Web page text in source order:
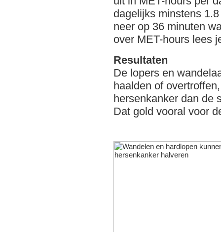
dagelijks minstens
neer op 36 minuten
over MET-hours lees
Resultaten
De lopers en
haalden of
hersenkanker dan de
Dat gold vooral voor